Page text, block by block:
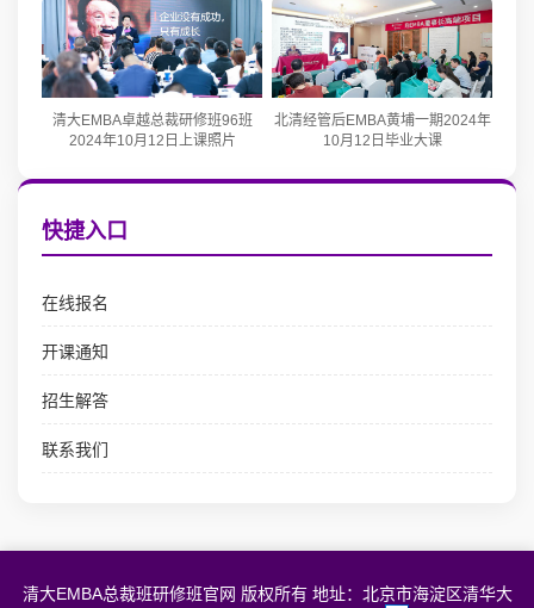
清大EMBA卓越总裁研修班96班
2024年10月12日上课照片
北清经管后EMBA黄埔一期2024年
10月12日毕业大课
快捷入口
在线报名
开课通知
招生解答
联系我们
清大EMBA总裁班研修班官网 版权所有 地址：北京市海淀区清华大